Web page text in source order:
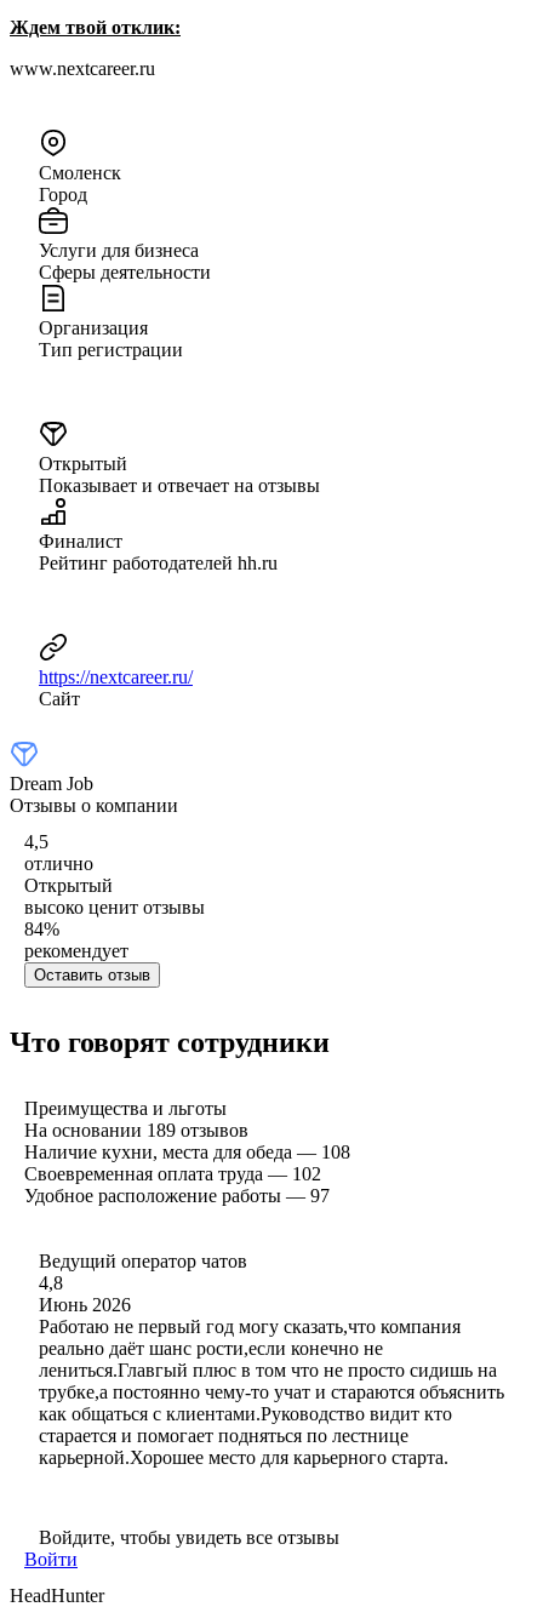
Ждем твой отклик:
www.nextcareer.ru
Смоленск
Город
Услуги для бизнеса
Сферы деятельности
Организация
Тип регистрации
Открытый
Показывает и отвечает на отзывы
Финалист
Рейтинг работодателей hh.ru
https://nextcareer.ru/
Сайт
Dream Job
Отзывы о компании
4,5
отлично
Открытый
высоко ценит отзывы
84%
рекомендует
Оставить отзыв
Что говорят сотрудники
Преимущества и льготы
На основании 189 отзывов
Наличие кухни, места для обеда — 108
Своевременная оплата труда — 102
Удобное расположение работы — 97
Ведущий оператор чатов
4,8
Июнь 2026
Работаю не первый год могу сказать,что компания
реально даёт шанс рости,если конечно не
лениться.Главгый плюс в том что не просто сидишь на
трубке,а постоянно чему-то учат и стараются объяснить
как общаться с клиентами.Руководство видит кто
старается и помогает подняться по лестнице
карьерной.Хорошее место для карьерного старта.
Войдите, чтобы увидеть все отзывы
Войти
HeadHunter